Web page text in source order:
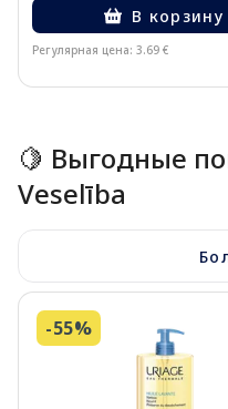
В корзину
Регулярная цена: 3.69 €
🍋 Выгодные
Veselība
-55%